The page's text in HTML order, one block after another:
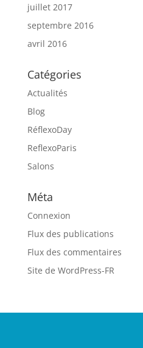
juillet 2017
septembre 2016
avril 2016
Catégories
Actualités
Blog
RéflexoDay
ReflexoParis
Salons
Méta
Connexion
Flux des publications
Flux des commentaires
Site de WordPress-FR